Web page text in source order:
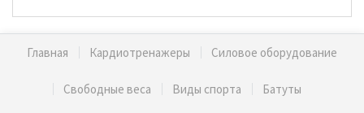
Главная Кардиотренажеры Силовое оборудование
Свободные веса Виды спорта Батуты